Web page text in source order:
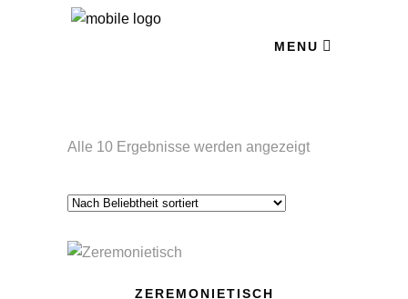
MENU
Alle 10 Ergebnisse werden angezeigtNach
ZEREMONIETISCH